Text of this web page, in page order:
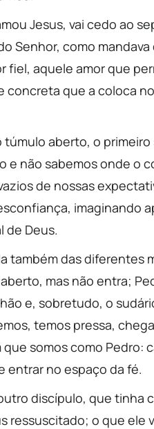
Jesus, vai cedo ao
Senhor, como
fiel, aquele amor que
que a coloca
túmulo aberto, o
e não sabemos onde o
de nossas
imaginando
de Deus.
também das diferentes
mas não entra;
e, sobretudo, o
temos pressa,
somos como Pedro:
entrar no espaço da fé.
discípulo, que
ressuscitado; o que